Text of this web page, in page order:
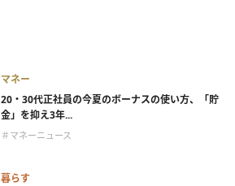
マネー
20・30代正社員の今夏のボーナスの使い方、「貯
金」を抑え3年...
＃マネーニュース
暮らす